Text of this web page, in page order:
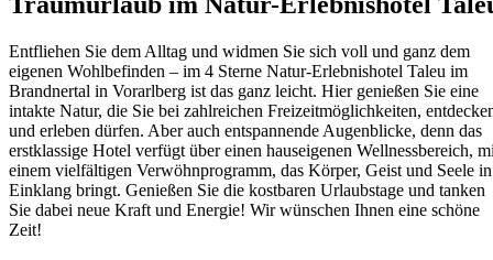
Entfliehen Sie dem Alltag und widmen Sie sich voll und ganz dem
eigenen Wohlbefinden – im 4 Sterne Natur-Erlebnishotel Taleu im
Brandnertal in Vorarlberg ist das ganz leicht. Hier genießen Sie eine
intakte Natur, die Sie bei zahlreichen Freizeitmöglichkeiten,
und erleben dürfen. Aber auch entspannende Augenblicke, denn das
erstklassige Hotel verfügt über einen hauseigenen Wellnessbereich,
einem vielfältigen Verwöhnprogramm, das Körper, Geist und Seele in
Einklang bringt. Genießen Sie die kostbaren Urlaubstage und tanken
Sie dabei neue Kraft und Energie! Wir wünschen Ihnen eine schöne
Zeit!